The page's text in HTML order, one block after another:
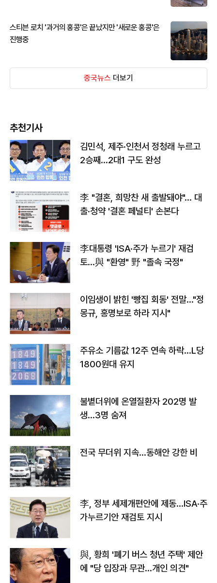
스티븐 로치 '과거의 홍콩'은 끝났지만 '새로운 홍콩'은
진행중
중국뉴스 더보기
추천기사
김민석, 제주·인천서 정청래 누르고
2승째…2대1 구도 완성
李 "결혼, 희망찬 새 출발돼야"… 대
출·청약 '결혼 페널티' 손본다
李대통령 'ISA·주가 누르기' 재검
토…與 "환영" 野 "졸속 국정"
이임생이 밝힌 '빵집 회동' 전말…"정
몽규, 홍명보로 하라 지시"
주유소 기름값 12주 연속 하락…L당
1800원대 유지
불볕더위에 온열질환자 202명 발
생…3명 숨져
전국 무더위 지속…동해안 강한 비
李, 정부 세제개편안에 제동…ISA·주
가누르기안 재검토 지시
與, 황희 '폐기 버스 청년 주택' 제안
에 "당 입장과 무관…개인 의견"